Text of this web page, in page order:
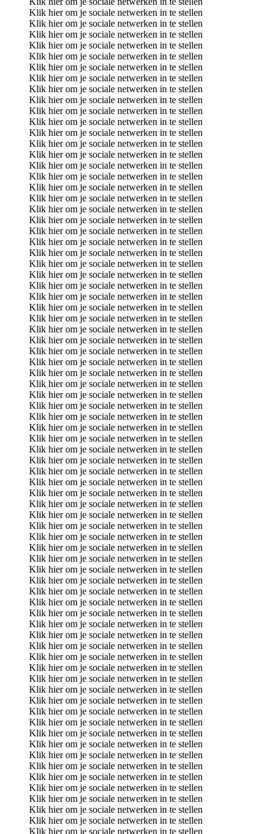
Klik hier om je sociale netwerken in te stellen
Klik hier om je sociale netwerken in te stellen
Klik hier om je sociale netwerken in te stellen
Klik hier om je sociale netwerken in te stellen
Klik hier om je sociale netwerken in te stellen
Klik hier om je sociale netwerken in te stellen
Klik hier om je sociale netwerken in te stellen
Klik hier om je sociale netwerken in te stellen
Klik hier om je sociale netwerken in te stellen
Klik hier om je sociale netwerken in te stellen
Klik hier om je sociale netwerken in te stellen
Klik hier om je sociale netwerken in te stellen
Klik hier om je sociale netwerken in te stellen
Klik hier om je sociale netwerken in te stellen
Klik hier om je sociale netwerken in te stellen
Klik hier om je sociale netwerken in te stellen
Klik hier om je sociale netwerken in te stellen
Klik hier om je sociale netwerken in te stellen
Klik hier om je sociale netwerken in te stellen
Klik hier om je sociale netwerken in te stellen
Klik hier om je sociale netwerken in te stellen
Klik hier om je sociale netwerken in te stellen
Klik hier om je sociale netwerken in te stellen
Klik hier om je sociale netwerken in te stellen
Klik hier om je sociale netwerken in te stellen
Klik hier om je sociale netwerken in te stellen
Klik hier om je sociale netwerken in te stellen
Klik hier om je sociale netwerken in te stellen
Klik hier om je sociale netwerken in te stellen
Klik hier om je sociale netwerken in te stellen
Klik hier om je sociale netwerken in te stellen
Klik hier om je sociale netwerken in te stellen
Klik hier om je sociale netwerken in te stellen
Klik hier om je sociale netwerken in te stellen
Klik hier om je sociale netwerken in te stellen
Klik hier om je sociale netwerken in te stellen
Klik hier om je sociale netwerken in te stellen
Klik hier om je sociale netwerken in te stellen
Klik hier om je sociale netwerken in te stellen
Klik hier om je sociale netwerken in te stellen
Klik hier om je sociale netwerken in te stellen
Klik hier om je sociale netwerken in te stellen
Klik hier om je sociale netwerken in te stellen
Klik hier om je sociale netwerken in te stellen
Klik hier om je sociale netwerken in te stellen
Klik hier om je sociale netwerken in te stellen
Klik hier om je sociale netwerken in te stellen
Klik hier om je sociale netwerken in te stellen
Klik hier om je sociale netwerken in te stellen
Klik hier om je sociale netwerken in te stellen
Klik hier om je sociale netwerken in te stellen
Klik hier om je sociale netwerken in te stellen
Klik hier om je sociale netwerken in te stellen
Klik hier om je sociale netwerken in te stellen
Klik hier om je sociale netwerken in te stellen
Klik hier om je sociale netwerken in te stellen
Klik hier om je sociale netwerken in te stellen
Klik hier om je sociale netwerken in te stellen
Klik hier om je sociale netwerken in te stellen
Klik hier om je sociale netwerken in te stellen
Klik hier om je sociale netwerken in te stellen
Klik hier om je sociale netwerken in te stellen
Klik hier om je sociale netwerken in te stellen
Klik hier om je sociale netwerken in te stellen
Klik hier om je sociale netwerken in te stellen
Klik hier om je sociale netwerken in te stellen
Klik hier om je sociale netwerken in te stellen
Klik hier om je sociale netwerken in te stellen
Klik hier om je sociale netwerken in te stellen
Klik hier om je sociale netwerken in te stellen
Klik hier om je sociale netwerken in te stellen
Klik hier om je sociale netwerken in te stellen
Klik hier om je sociale netwerken in te stellen
Klik hier om je sociale netwerken in te stellen
Klik hier om je sociale netwerken in te stellen
Klik hier om je sociale netwerken in te stellen